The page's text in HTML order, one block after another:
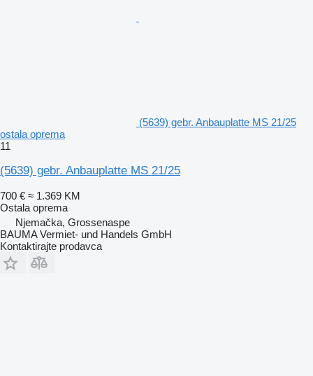
(5639) gebr. Anbauplatte MS 21/25
ostala oprema
11
(5639) gebr. Anbauplatte MS 21/25
700 € ≈ 1.369 KM
Ostala oprema
Njemačka, Grossenaspe
BAUMA Vermiet- und Handels GmbH
Kontaktirajte prodavca